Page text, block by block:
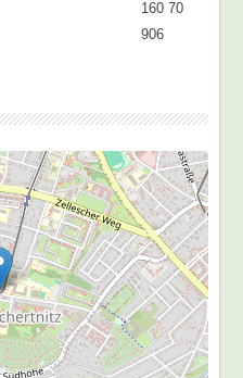
160 70
906